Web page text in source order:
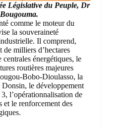
Législative du Peuple, Dr
comme le moteur du
la souveraineté
Il comprend,
de milliers d’hectares
énergétiques, le
routières majeures
Bobo-Dioulasso, la
le développement
l’opérationnalisation de
et le renforcement des